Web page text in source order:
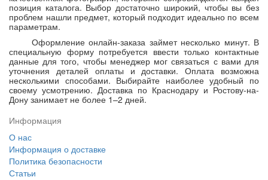
позиция каталога. Выбор достаточно широкий, чтобы вы без
проблем нашли предмет, который подходит идеально по всем
параметрам.
Оформление онлайн-заказа займет несколько минут. В
специальную форму потребуется ввести только контактные
данные для того, чтобы менеджер мог связаться с вами для
уточнения деталей оплаты и доставки. Оплата возможна
несколькими способами. Выбирайте наиболее удобный по
своему усмотрению. Доставка по Краснодару и Ростову-на-
Дону занимает не более 1–2 дней.
Информация
О нас
Информация о доставке
Политика безопасности
Статьи